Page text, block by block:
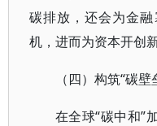
碳排放，还会为金
机，进而为资本开创
（四）构筑“碳壁
在全球“碳中和”